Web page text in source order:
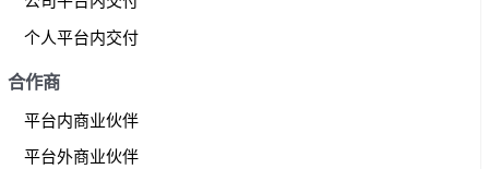
个人平台内交付
合作商
平台内商业伙伴
平台外商业伙伴